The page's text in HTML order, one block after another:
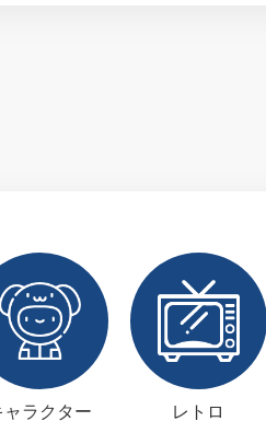
ャラクター レトロ